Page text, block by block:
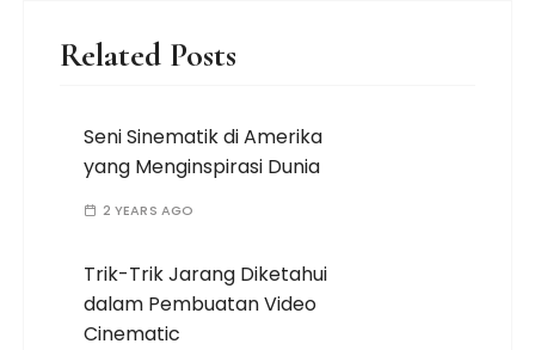
Related Posts
Seni Sinematik di Amerika
yang Menginspirasi Dunia
2 YEARS AGO
Trik-Trik Jarang Diketahui
dalam Pembuatan Video
Cinematic